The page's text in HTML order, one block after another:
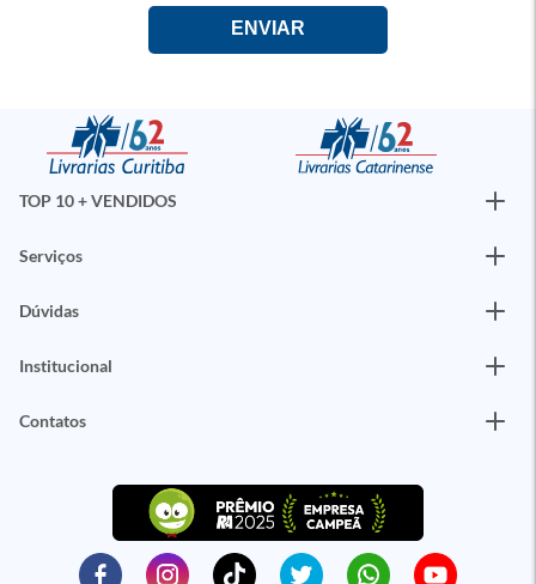
TOP 10 + VENDIDOS
Serviços
Dúvidas
Institucional
Contatos